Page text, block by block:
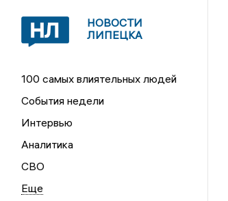
НОВОСТИ
ЛИПЕЦКА
100 самых влиятельных людей
События недели
Интервью
Аналитика
СВО